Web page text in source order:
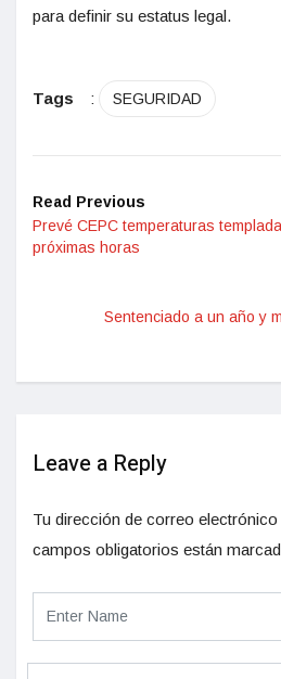
para definir su estatus legal.
Tags : SEGURIDAD
Read Previous
Prevé CEPC temperaturas
próximas horas
Sentenciado a un año y
Leave a Reply
Tu dirección de correo
campos obligatorios están